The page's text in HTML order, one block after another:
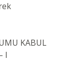
KABUL
I